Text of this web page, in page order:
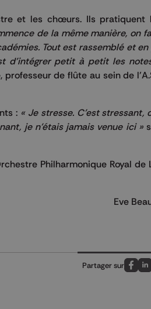
et les chœurs. Ils pratiquent
de la même manière, on
Tout est rassemblé et en
d’intégrer petit à petit les
de flûte au sein de
: « Je stresse. C’est stressant,
je n’étais jamais venue ici »
Philharmonique Royal de
Eve
Partager sur